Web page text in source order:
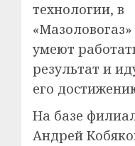
технологии, в
«Мазоловогаз»
умеют
результат и
его
На базе
Андрей